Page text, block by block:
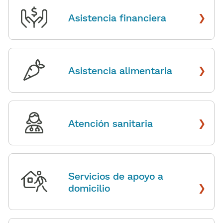
Asistencia financiera ›
Asistencia alimentaria ›
Atención sanitaria ›
Servicios de apoyo a
domicilio
›